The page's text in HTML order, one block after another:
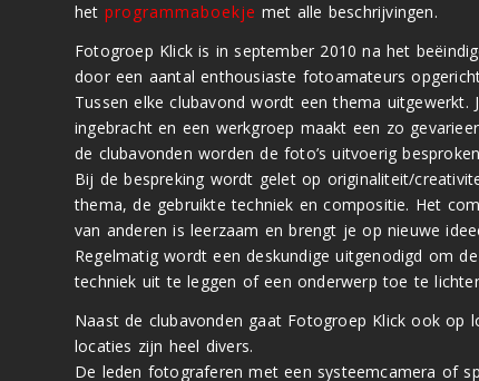
het programmaboekje met alle beschrijvingen.
Fotogroep Klick is in september 2010 na het
door een aantal enthousiaste fotoamateurs
Tussen elke clubavond wordt een thema uitgewerkt.
ingebracht en een werkgroep maakt een zo
de clubavonden worden de foto’s uitvoerig
Bij de bespreking wordt gelet op originaliteit/
thema, de gebruikte techniek en compositie. Het
van anderen is leerzaam en brengt je op nieuwe
Regelmatig wordt een deskundige uitgenodigd om
techniek uit te leggen of een onderwerp toe te
Naast de clubavonden gaat Fotogroep Klick ook op
locaties zijn heel divers.
De leden fotograferen met een systeemcamera of